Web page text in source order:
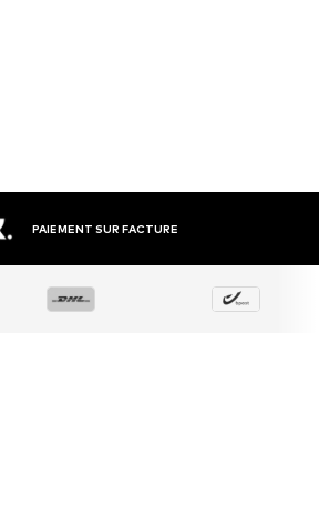
PAIEMENT SUR FACTURE